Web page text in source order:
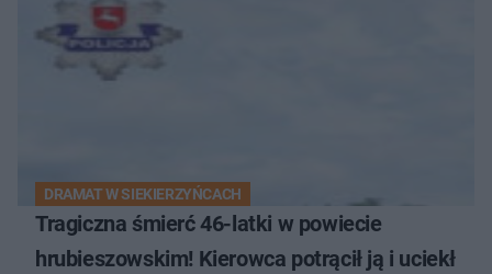
DRAMAT W SIEKIERZYŃCACH
Tragiczna śmierć 46-latki w powiecie
hrubieszowskim! Kierowca potrącił ją i uciekł